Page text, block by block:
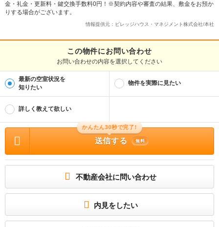
金・礼金・更新料・鍵交換手数料0円！※契約内容や審査の結果、敷金をお預か
りする場合がございます。
情報提供元：ビレッジハウス・マネジメント株式会社/本社
この物件にお問い合わせ
お問い合わせの内容を選択してください
最新の空室状況を
知りたい
物件を実際に見たい
詳しく教えて欲しい
かんたん30秒で完了!
送信する 無料
不動産会社に問い合わせ
内見をしたい